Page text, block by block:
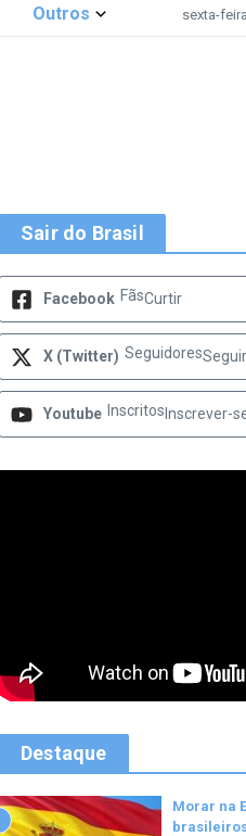
Outros sexta-
Sair do Brasil
Facebook FãsCurtir
X (Twitter) SeguidoresSeguir
Youtube Inscritos Inscrever-
Destaque
Morar na